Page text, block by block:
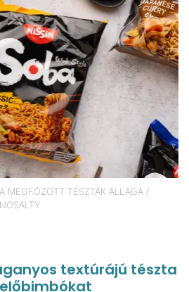
MEGFŐZÖTT TÉSZTÁK ÁLLAGA /
textúrájú tészta